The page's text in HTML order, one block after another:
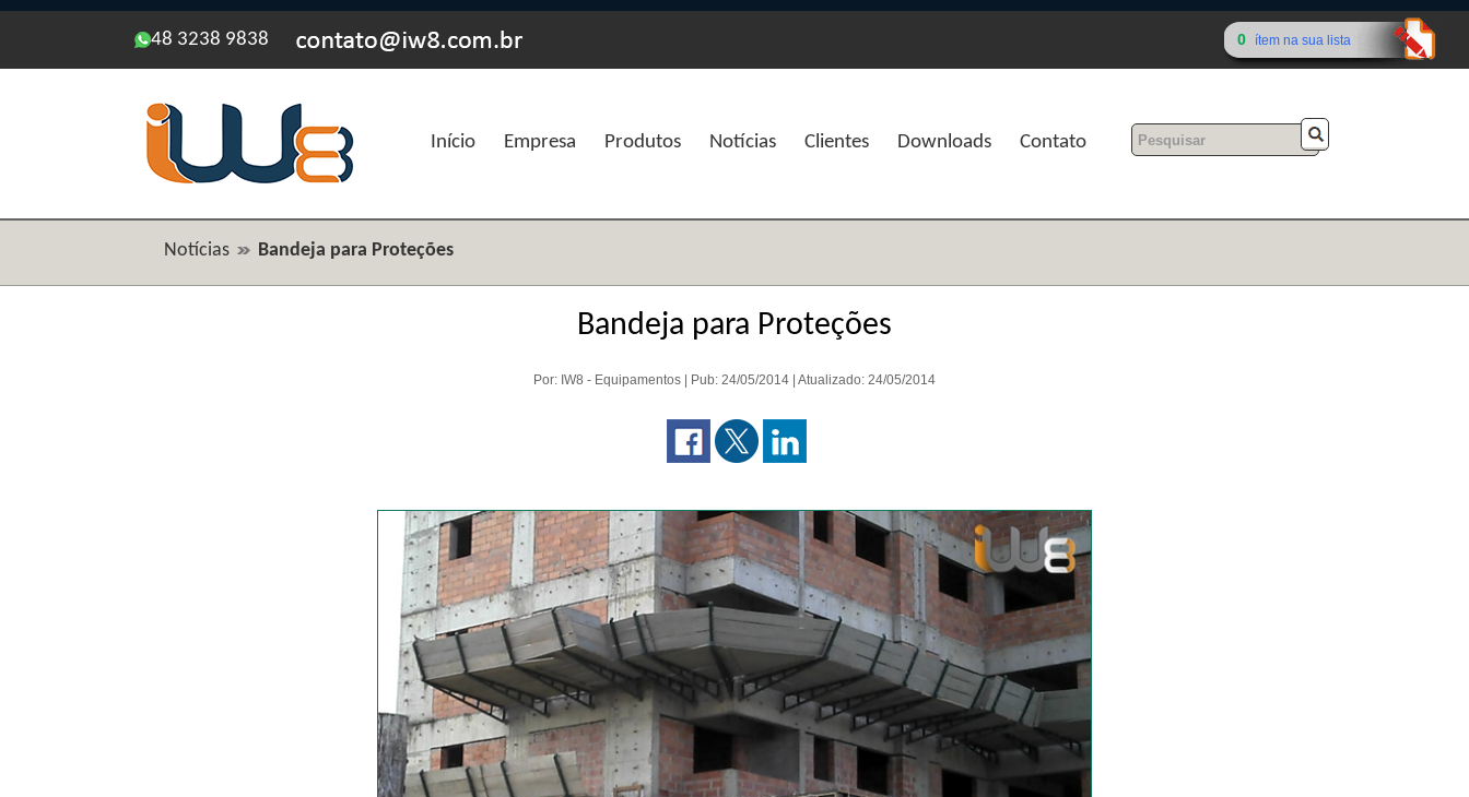
48 3238 9838 0 ítem na sua lista
Início Empresa Produtos Notícias Clientes Downloads Contato
Notícias Bandeja para Proteções
Bandeja para Proteções
Por: IW8 - Equipamentos | Pub: 24/05/2014 | Atualizado: 24/05/2014